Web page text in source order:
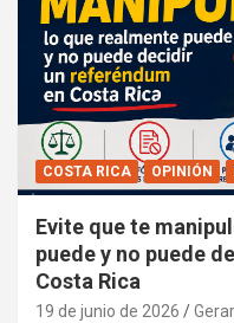
COSTA RICA OPINIÓN
Evite que te
puede y no puede
Costa Rica
19 de junio de 2026